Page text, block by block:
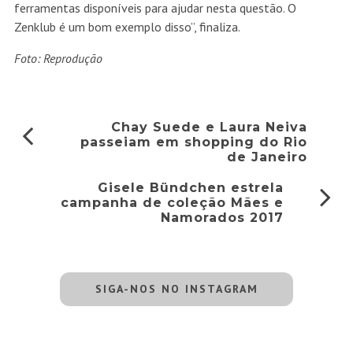
ferramentas disponíveis para ajudar nesta questão. O
Zenklub é um bom exemplo disso”, finaliza.
Foto: Reprodução
Chay Suede e Laura Neiva
passeiam em shopping do Rio
de Janeiro
Gisele Bündchen estrela
campanha de coleção Mães e
Namorados 2017
SIGA-NOS NO INSTAGRAM